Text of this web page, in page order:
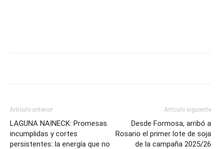
Artículo anterior
LAGUNA NAINECK: Promesas
incumplidas y cortes
persistentes: la energía que no
Artículo siguiente
Desde Formosa, arribó a
Rosario el primer lote de soja
de la campaña 2025/26